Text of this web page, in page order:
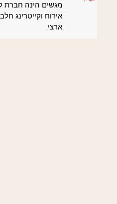
מגשים הינה חברת
אירוח וקייטרינג
ארצי.